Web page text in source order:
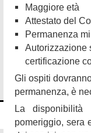
Maggiore età
Attestato del
Permanenza
Autorizzazione
certificazione
Gli ospiti
permanenza, è
La
pomeriggio, sera